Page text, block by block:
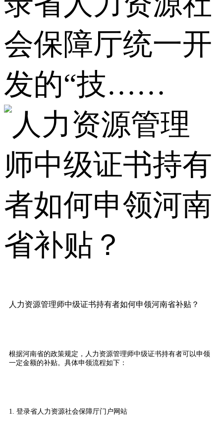
会保障厅统一开
发的“技……
人力资源管理师中级证书持有者如何申领河南省补贴？
根据河南省的政策规定，人力资源管理师中级证书持有者可以申领
一定金额的补贴。具体申领流程如下：
1. 登录省人力资源社会保障厅门户网站